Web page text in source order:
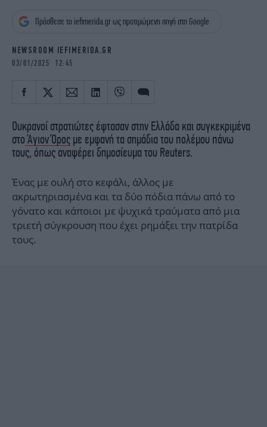
OSCARS
THE OCEAN
Πρόσθεσε το iefimerida.gr ως προτιμώμενη πηγή στη Google
NEWSROOM IEFIMERIDA.GR
03/01/2025 12:45
Ουκρανοί στρατιώτες έφτασαν στην Ελλάδα και συγκεκριμένα
στοΆγιον Όρος με εμφανή τα σημάδια του πολέμου πάνω
τους, όπως αναφέρει δημοσίευμα του Reuters.
Ένας με ουλή στο κεφάλι, άλλος με
ακρωτηριασμένα και τα δύο πόδια πάνω από το
γόνατο και κάποιοι με ψυχικά τραύματα από μια
τριετή σύγκρουση που έχει ρημάξει την πατρίδα
τους.